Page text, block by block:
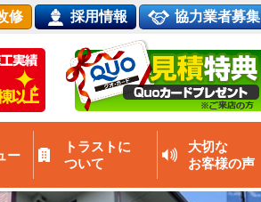
修 採用情報 協力業者募集
ー
トラストに
ついて
大切な
お客様の声